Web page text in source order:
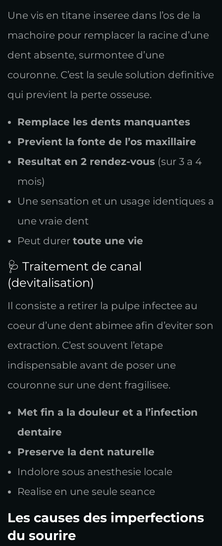
Une vis en titane inseree dans l’os de la
machoire pour remplacer la racine d’une
dent absente, surmontee d’une
couronne. C’est la seule solution definitive
qui previent la perte osseuse.
Remplace les dents manquantes
Previent la fonte de l’os maxillaire
Resultat en 2 rendez-vous (sur 3 a 4
mois)
Une sensation et un usage identiques a
une vraie dent
Peut durer toute une vie
🩺 Traitement de canal
(devitalisation)
Il consiste a retirer la pulpe infectee au
coeur d’une dent abimee afin d’eviter son
extraction. C’est souvent l’etape
indispensable avant de poser une
couronne sur une dent fragilisee.
Met fin a la douleur et a l’infection
dentaire
Preserve la dent naturelle
Indolore sous anesthesie locale
Realise en une seule seance
Les causes des imperfections
du sourire